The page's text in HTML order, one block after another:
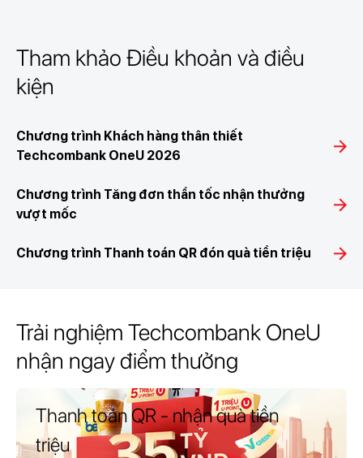
Tham khảo Điều khoản và điều
kiện
Chương trình Khách hàng thân thiết
Techcombank OneU 2026
Chương trình Tăng đơn thần tốc nhận thưởng
vượt mốc
Chương trình Thanh toán QR đón quà tiền triệu
Trải nghiệm Techcombank OneU
nhận ngay điểm thưởng
Thanh toán QR - nhận quà tiền
triệu